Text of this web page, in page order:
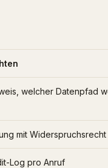
welcher Datenpfad
mit Widerspruchsrecht
Log pro Anruf